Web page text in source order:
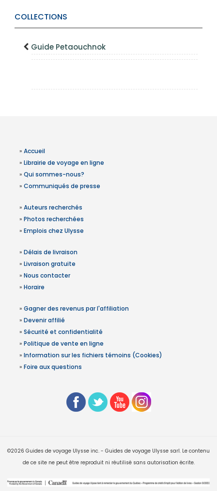
COLLECTIONS
Guide Petaouchnok
» Accueil
» Librairie de voyage en ligne
» Qui sommes-nous?
» Communiqués de presse
» Auteurs recherchés
» Photos recherchées
» Emplois chez Ulysse
» Délais de livraison
» Livraison gratuite
» Nous contacter
» Horaire
» Gagner des revenus par l'affiliation
» Devenir affilié
» Sécurité et confidentialité
» Politique de vente en ligne
» Information sur les fichiers témoins (Cookies)
» Foire aux questions
©2026 Guides de voyage Ulysse inc. - Guides de voyage Ulysse sarl. Le contenu
de ce site ne peut être reproduit ni réutilisé sans autorisation écrite.